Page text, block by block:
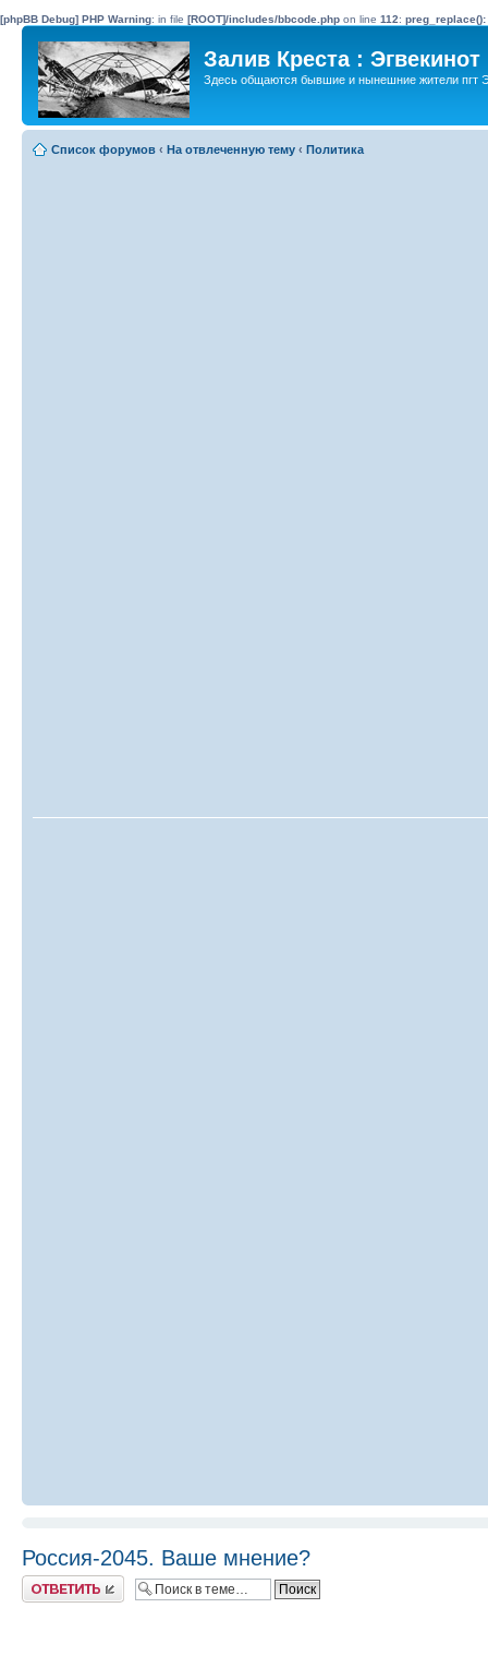
[phpBB Debug] PHP Warning: in file [ROOT]/includes/bbcode.php on line 112:
Залив Креста : Эгвекинот
Здесь общаются бывшие и нынешние жители пгт
Список форумов ‹ На отвлеченную тему ‹ Политика
Россия-2045. Ваше мнение?
Ответить